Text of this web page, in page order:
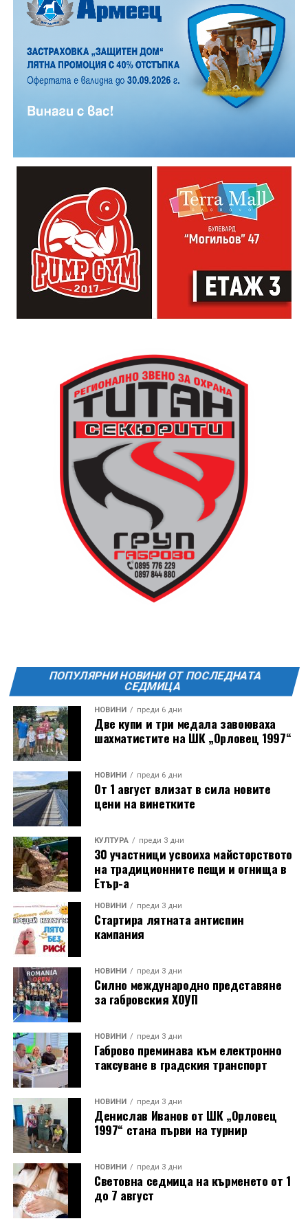
12 АВГУСТ (сряда)
19:00ч. „Книга за книга“ – донеси книга, вземи си
друга, обсъди заглавия и автори с други читатели
20:00ч. Концерт на група МОЛЕЦ, GoGo,
Zov&Vakavliev, Toria
21:30ч. Коктейли и музика
13 АВГУСТ (четвъртък)
19:00ч Групова тренировка с Йоанна Петрова от
20:00ч. Куиз вечер за обща култура
21:30ч. Прожекция на филма “Брънч за начинаещи”
Ще бъде хубаво – не някога и някъде, а тук и сега!
които свират на китара, да се включат – независимо
от професионалното им ниво. Събитието е различно
– то не е концерт, а споделено преживяване, в което
всеки участва по свой начин. Няма сцена или
официална програма, няма предварително обявени
изпълнители и разделение между публика и
артисти. Всеки е добре дошъл да пее, свири или
просто да преживее звездопад, изпълнен с музика,
падащи звезди и желания.
транспорт до местността Градище. Електрическият
автобус ще тръгне в 19:30 ч. от пл. „Възраждане“, а
обратно към града в 00:00 ч. – от паркинга до
поляната. Вземете със себе си връхна дреха и одеяло
или шалте! За повече информация тел. 0887907075.
ПОПУЛЯРНИ НОВИНИ ОТ ПОСЛЕДНАТА
СЕДМИЦА
НОВИНИ преди 6 дни
Две купи и три медала завоюваха
шахматистите на ШК „Орловец 1997“
НОВИНИ преди 6 дни
От 1 август влизат в сила новите
цени на винетките
КУЛТУРА преди 3 дни
30 участници усвоиха майсторството
на традиционните пещи и огнища в
Етър-а
НОВИНИ преди 3 дни
Стартира лятната антиспин
кампания
НОВИНИ преди 3 дни
Силно международно представяне
за габровския ХОУП
НОВИНИ преди 3 дни
Габрово преминава към електронно
таксуване в градския транспорт
НОВИНИ преди 3 дни
Денислав Иванов от ШК „Орловец
1997“ стана първи на турнир
НОВИНИ преди 3 дни
Световна седмица на кърменето от 1
до 7 август